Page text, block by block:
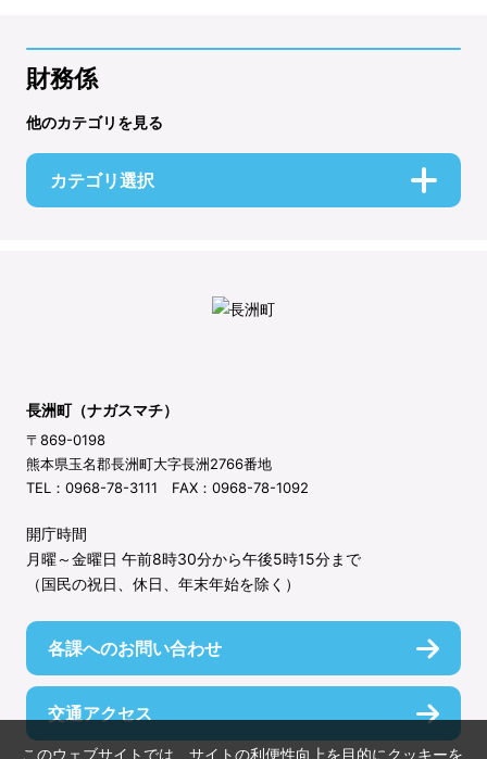
財務係
他のカテゴリを見る
カテゴリ選択
長洲町（ナガスマチ）
〒869-0198
熊本県玉名郡長洲町大字長洲2766番地
TEL：0968-78-3111 FAX：0968-78-1092
開庁時間
月曜～金曜日 午前8時30分から午後5時15分まで
（国民の祝日、休日、年末年始を除く）
各課へのお問い合わせ
交通アクセス
このウェブサイトでは、サイトの利便性向上を目的にクッキーを